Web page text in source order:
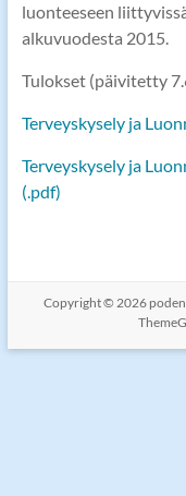
luonteeseen
alkuvuodesta 2015.
Tulokset (päivitetty
Terveyskysely ja
Terveyskysely ja
(.pdf)
Copyright © 2026